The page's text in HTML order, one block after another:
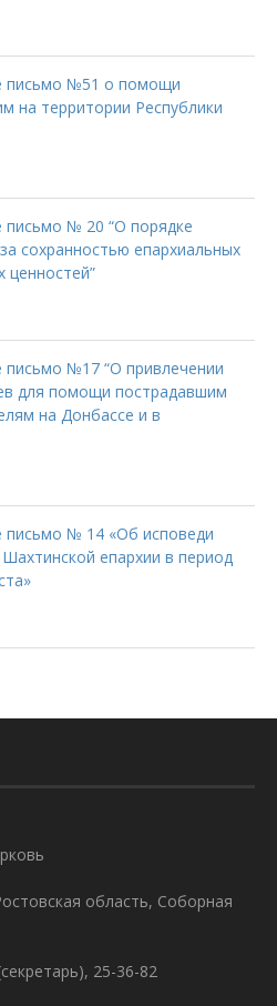
письмо №51 о помощи
на территории Республики
письмо № 20 “О порядке
сохранностью епархиальных
ценностей”
письмо №17 “О привлечении
для помощи пострадавшим
на Донбассе и в
письмо № 14 «Об исповеди
епархии в период
область, Соборная
25-36-82